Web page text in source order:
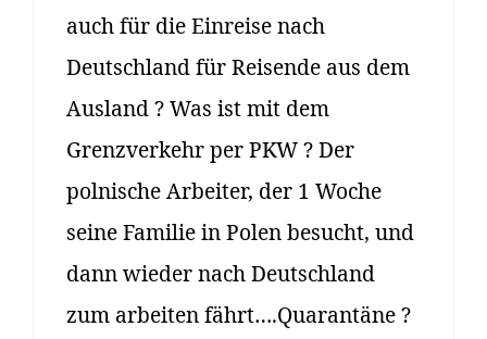
auch für die Einreise nach
Deutschland für Reisende aus dem
Ausland ? Was ist mit dem
Grenzverkehr per PKW ? Der
polnische Arbeiter, der 1 Woche
seine Familie in Polen besucht, und
dann wieder nach Deutschland
zum arbeiten fährt….Quarantäne ?